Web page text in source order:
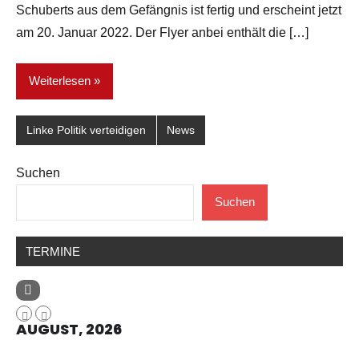
Schuberts aus dem Gefängnis ist fertig und erscheint jetzt
am 20. Januar 2022. Der Flyer anbei enthält die […]
Weiterlesen
Linke Politik verteidigen News
Suchen
Suchen
TERMINE
AUGUST, 2026